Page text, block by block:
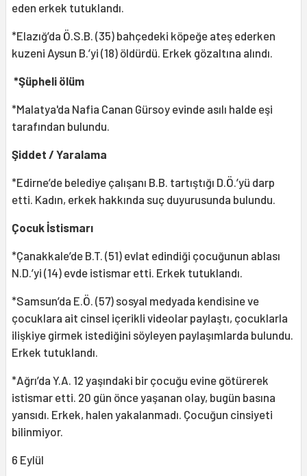
eden erkek tutuklandı.
*Elazığ’da Ö.S.B. (35) bahçedeki köpeğe ateş ederken
kuzeni Aysun B.’yi (18) öldürdü. Erkek gözaltına alındı.
*Şüpheli ölüm
*Malatya'da Nafia Canan Gürsoy evinde asılı halde eşi
tarafından bulundu.
Şiddet / Yaralama
*Edirne’de belediye çalışanı B.B. tartıştığı D.Ö.’yü darp
etti. Kadın, erkek hakkında suç duyurusunda bulundu.
Çocuk İstismarı
*Çanakkale’de B.T. (51) evlat edindiği çocuğunun ablası
N.D.’yi (14) evde istismar etti. Erkek tutuklandı.
*Samsun’da E.Ö. (57) sosyal medyada kendisine ve
çocuklara ait cinsel içerikli videolar paylaştı, çocuklarla
ilişkiye girmek istediğini söyleyen paylaşımlarda bulundu.
Erkek tutuklandı.
*Ağrı’da Y.A. 12 yaşındaki bir çocuğu evine götürerek
istismar etti. 20 gün önce yaşanan olay, bugün basına
yansıdı. Erkek, halen yakalanmadı. Çocuğun cinsiyeti
bilinmiyor.
6 Eylül